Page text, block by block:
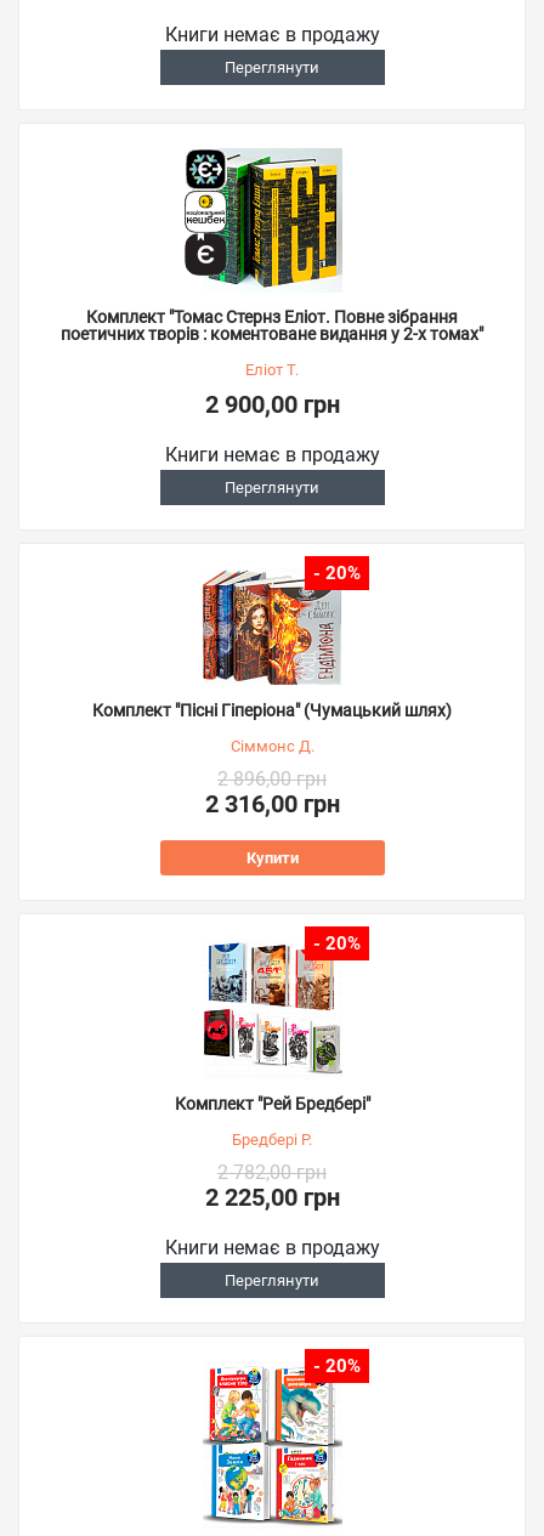
Книги немає в продажу
Переглянути
Комплект "Томас Стернз Еліот. Повне зібрання
поетичних творів : коментоване видання у 2-х томах"
Еліот Т.
2 900,00 грн
Книги немає в продажу
Переглянути
- 20%
Комплект "Пісні Гіперіона" (Чумацький шлях)
Сіммонс Д.
2 896,00 грн
2 316,00 грн
Купити
- 20%
Комплект "Рей Бредбері"
Бредбері Р.
2 782,00 грн
2 225,00 грн
Книги немає в продажу
Переглянути
- 20%